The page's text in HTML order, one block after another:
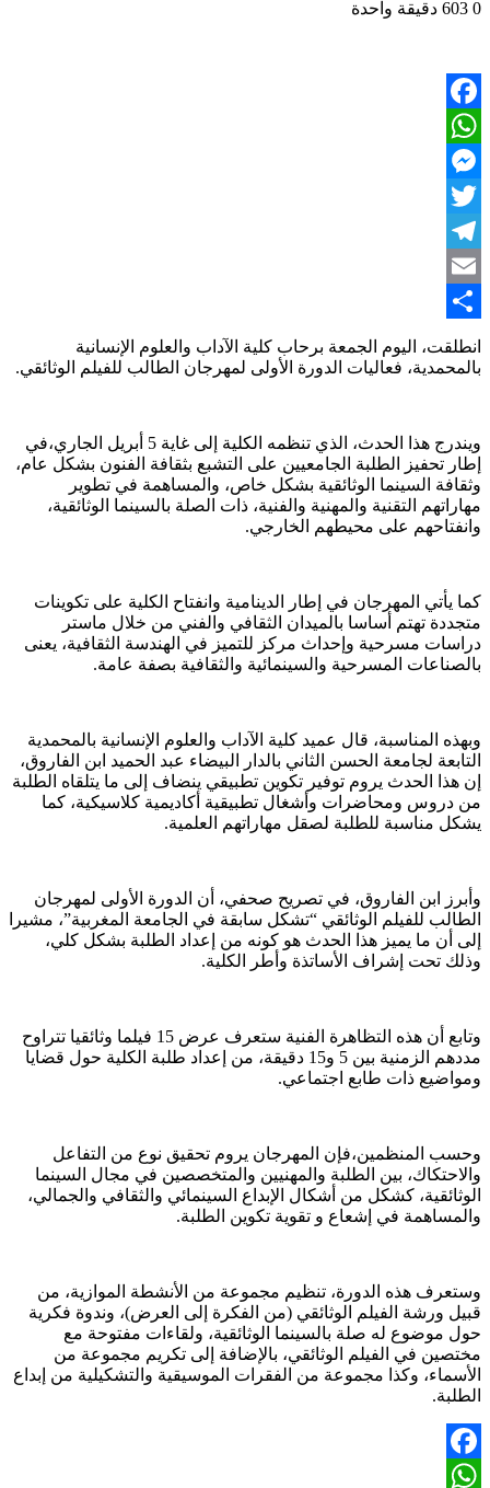
0
دقيقة واحدة
Facebook
WhatsApp
Messenger
Twitter
Telegram
Email
Share
انطلقت، اليوم الجمعة برحاب كلية الآداب والعلوم الإنسانية
بالمحمدية، فعاليات الدورة الأولى لمهرجان الطالب للفيلم الوثائقي.
ويندرج هذا الحدث، الذي تنظمه الكلية إلى غاية 5 أبريل الجاري،في
إطار تحفيز الطلبة الجامعيين على التشبع بثقافة الفنون بشكل عام،
وثقافة السينما الوثائقية بشكل خاص، والمساهمة في تطوير
مهاراتهم التقنية والمهنية والفنية، ذات الصلة بالسينما الوثائقية،
وانفتاحهم على محيطهم الخارجي.
كما يأتي المهرجان في إطار الدينامية وانفتاح الكلية على تكوينات
متجددة تهتم أساسا بالميدان الثقافي والفني من خلال ماستر
دراسات مسرحية وإحداث مركز للتميز في الهندسة الثقافية، يعنى
بالصناعات المسرحية والسينمائية والثقافية بصفة عامة.
وبهذه المناسبة، قال عميد كلية الآداب والعلوم الإنسانية بالمحمدية
التابعة لجامعة الحسن الثاني بالدار البيضاء عبد الحميد ابن الفاروق،
إن هذا الحدث يروم توفير تكوين تطبيقي ينضاف إلى ما يتلقاه الطلبة
من دروس ومحاضرات وأشغال تطبيقية أكاديمية كلاسيكية، كما
يشكل مناسبة للطلبة لصقل مهاراتهم العلمية.
وأبرز ابن الفاروق، في تصريح صحفي، أن الدورة الأولى لمهرجان
الطالب للفيلم الوثائقي “تشكل سابقة في الجامعة المغربية”، مشيرا
إلى أن ما يميز هذا الحدث هو كونه من إعداد الطلبة بشكل كلي،
وذلك تحت إشراف الأساتذة وأطر الكلية.
وتابع أن هذه التظاهرة الفنية ستعرف عرض 15 فيلما وثائقيا تتراوح
مددهم الزمنية بين 5 و15 دقيقة، من إعداد طلبة الكلية حول قضايا
ومواضيع ذات طابع اجتماعي.
وحسب المنظمين،فإن المهرجان يروم تحقيق نوع من التفاعل
والاحتكاك، بين الطلبة والمهنيين والمتخصصين في مجال السينما
الوثائقية، كشكل من أشكال الإبداع السينمائي والثقافي والجمالي،
والمساهمة في إشعاع و تقوية تكوين الطلبة.
وستعرف هذه الدورة، تنظيم مجموعة من الأنشطة الموازية، من
قبيل ورشة الفيلم الوثائقي (من الفكرة إلى العرض)، وندوة فكرية
حول موضوع له صلة بالسينما الوثائقية، ولقاءات مفتوحة مع
مختصين في الفيلم الوثائقي، بالإضافة إلى تكريم مجموعة من
الأسماء، وكذا مجموعة من الفقرات الموسيقية والتشكيلية من إبداع
الطلبة.
Facebook